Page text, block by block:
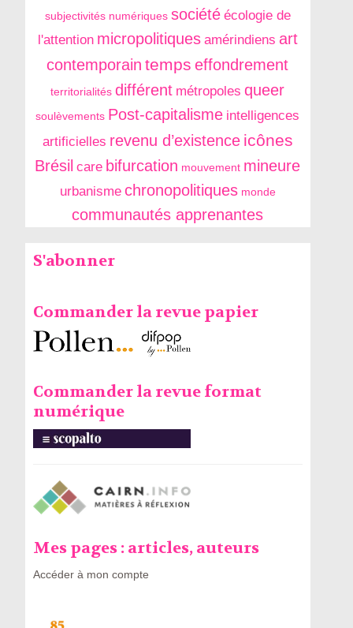
subjectivités numériques société écologie de
l'attention micropolitiques amérindiens art
contemporain temps effondrement
territorialités différent métropoles queer
soulèvements Post-capitalisme intelligences
artificielles revenu d’existence icônes
Brésil care bifurcation mouvement mineure
urbanisme chronopolitiques monde
communautés apprenantes
S'abonner
Commander la revue papier
Commander la revue format
numérique
Mes pages : articles, auteurs
Accéder à mon compte